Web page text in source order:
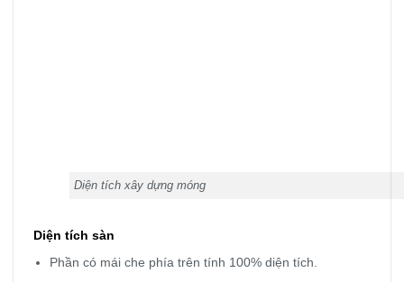
Diện tích xây dựng móng
Diện tích sàn
Phần có mái che phía trên tính 100% diện tích.